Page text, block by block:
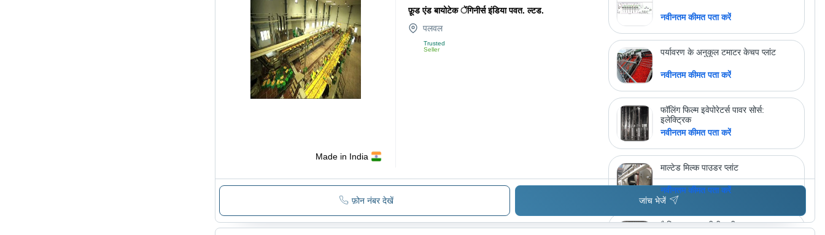
Made in India
फ़ूड एंड बायोटेक ेंगिनीर्स इंडिया पवत. ल्टड.
पलवल
Trusted
Seller
नवीनतम कीमत पता करें
पर्यावरण के अनुकूल टमाटर केचप प्लांट
नवीनतम कीमत पता करें
फॉलिंग फिल्म इवेपोरेटर्स पावर सोर्स:
इलेक्ट्रिक
नवीनतम कीमत पता करें
माल्टेड मिल्क पाउडर प्लांट
नवीनतम कीमत पता करें
कैसिइन / डब्ल्यूपीसी / डीएम मट्ठा पाउडर /
फ़ोन नंबर देखें जांच भेजें